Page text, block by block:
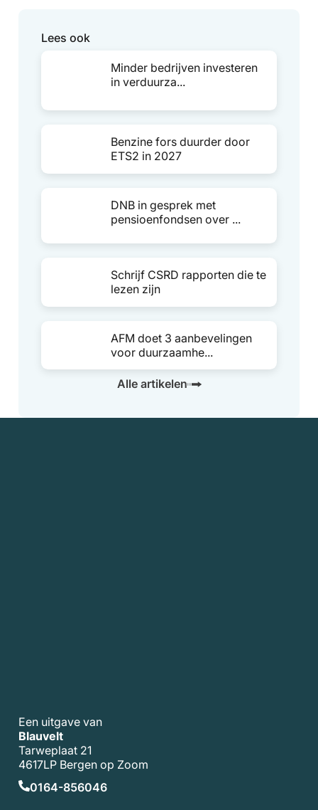
Lees ook
Minder bedrijven investeren
in verduurza...
Benzine fors duurder door
ETS2 in 2027
DNB in gesprek met
pensioenfondsen over ...
Schrijf CSRD rapporten die te
lezen zijn
AFM doet 3 aanbevelingen
voor duurzaamhe...
Alle artikelen
Een uitgave van
Blauvelt
Tarweplaat 21
4617LP Bergen op Zoom
0164-856046